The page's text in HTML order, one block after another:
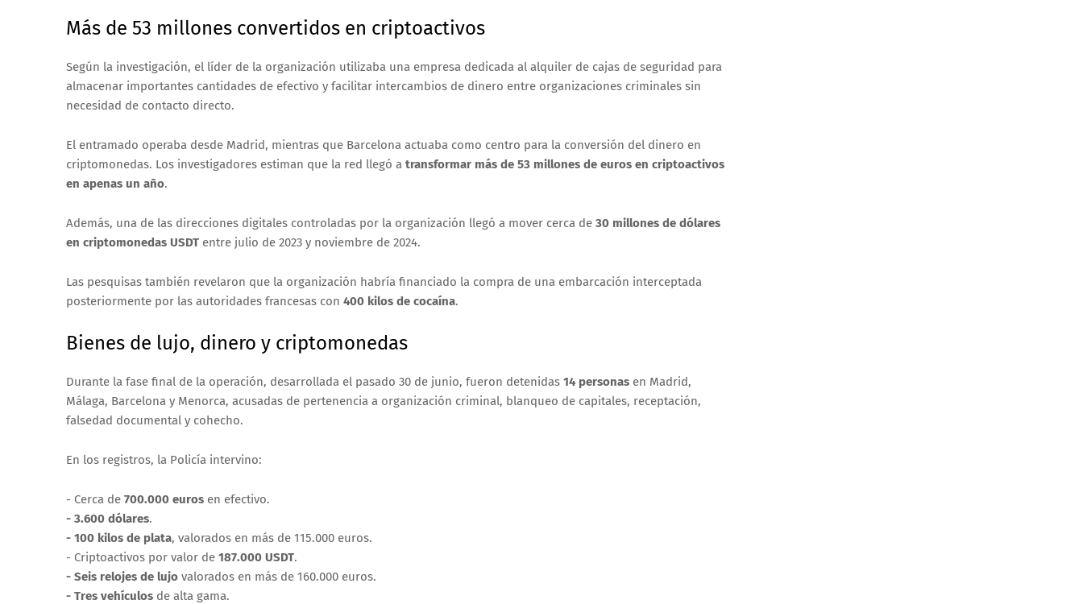
Más de 53 millones convertidos en criptoactivos
Según la investigación, el líder de la organización utilizaba una empresa dedicada al alquiler de cajas de seguridad para
almacenar importantes cantidades de efectivo y facilitar intercambios de dinero entre organizaciones criminales sin
necesidad de contacto directo.
El entramado operaba desde Madrid, mientras que Barcelona actuaba como centro para la conversión del dinero en
criptomonedas. Los investigadores estiman que la red llegó a transformar más de 53 millones de euros en criptoactivos
en apenas un año.
Además, una de las direcciones digitales controladas por la organización llegó a mover cerca de 30 millones de dólares
en criptomonedas USDT entre julio de 2023 y noviembre de 2024.
Las pesquisas también revelaron que la organización habría financiado la compra de una embarcación interceptada
posteriormente por las autoridades francesas con 400 kilos de cocaína.
Bienes de lujo, dinero y criptomonedas
Durante la fase final de la operación, desarrollada el pasado 30 de junio, fueron detenidas 14 personas en Madrid,
Málaga, Barcelona y Menorca, acusadas de pertenencia a organización criminal, blanqueo de capitales, receptación,
falsedad documental y cohecho.
En los registros, la Policía intervino:
- Cerca de 700.000 euros en efectivo.
- 3.600 dólares.
- 100 kilos de plata, valorados en más de 115.000 euros.
- Criptoactivos por valor de 187.000 USDT.
- Seis relojes de lujo valorados en más de 160.000 euros.
- Tres vehículos de alta gama.